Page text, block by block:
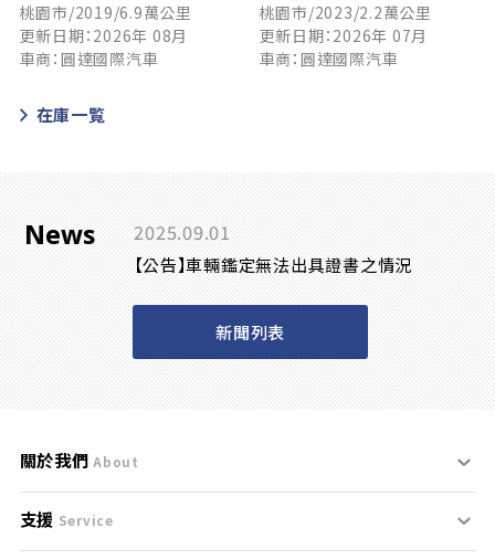
桃園市/2019/6.9萬公里
更新日期：2026年 08月
車商：圓達國際汽車
桃園市/2023/2.2萬公里
更新日期：2026年 07月
車商：圓達國際汽車
在庫一覧
News 2025.09.01
【公告】車輛鑑定無法出具證書之情況
新聞列表
關於我們 About
刊登規範
支援 Service